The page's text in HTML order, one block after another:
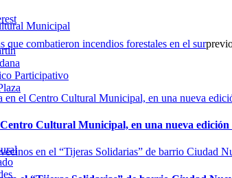
Municipal
Participativo
que combatieron incendios forestales en el sur
Cultural Municipal, en una nueva edición